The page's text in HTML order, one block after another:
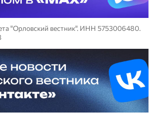
"Орловский вестник". ИНН 5753006480.